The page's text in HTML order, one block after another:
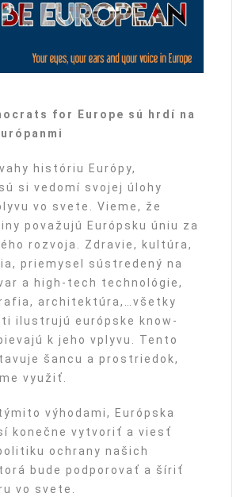
for Europe sú hrdí na
históriu Európy,
si vedomí svojej úlohy
vo svete. Vieme, že
považujú Európsku úniu za
rozvoja. Zdravie, kultúra,
priemysel sústredený na
a high-tech technológie,
architektúra,…všetky
ilustrujú európske know-
k jeho vplyvu. Tento
šancu a prostriedok,
využiť.
výhodami, Európska
konečne vytvoriť a viesť
ochrany našich
bude podporovať a šíriť
vo svete.